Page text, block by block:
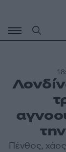
περιεχόμενο
Πένθος,